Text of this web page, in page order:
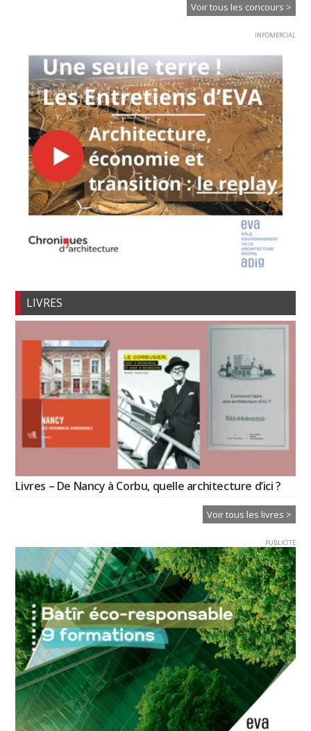
Voir tous les concours >
INFOMERCIAL
LIVRES
Livres – De Nancy à Corbu, quelle architecture d’ici ?
Voir tous les livres >
PUBLICITE